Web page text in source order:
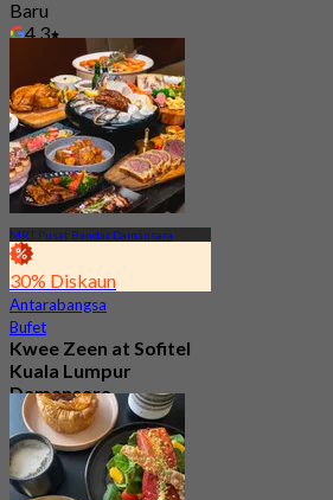
Baru
4.3
RM 69.33
MRT Pusat Bandar Damansara
30% Diskaun
Antarabangsa
Bufet
Kwee Zeen at Sofitel
Kuala Lumpur
Damansara
3.9
486 ditempah
DariRM 80.15